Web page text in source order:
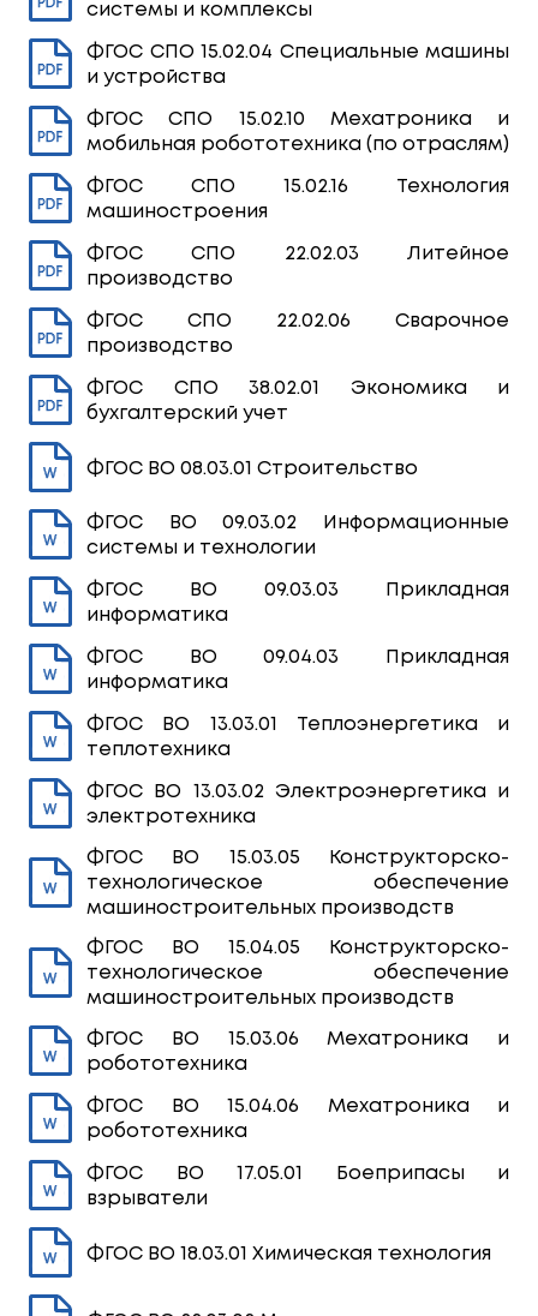
системы и комплексы
ФГОС СПО 15.02.04 Специальные машины
и устройства
ФГОС СПО 15.02.10 Мехатроника и
мобильная робототехника (по отраслям)
ФГОС СПО 15.02.16 Технология
машиностроения
ФГОС СПО 22.02.03 Литейное
производство
ФГОС СПО 22.02.06 Сварочное
производство
ФГОС СПО 38.02.01 Экономика и
бухгалтерский учет
ФГОС ВО 08.03.01 Строительство
ФГОС ВО 09.03.02 Информационные
системы и технологии
ФГОС ВО 09.03.03 Прикладная
информатика
ФГОС ВО 09.04.03 Прикладная
информатика
ФГОС ВО 13.03.01 Теплоэнергетика и
теплотехника
ФГОС ВО 13.03.02 Электроэнергетика и
электротехника
ФГОС ВО 15.03.05 Конструкторско-
технологическое обеспечение
машиностроительных производств
ФГОС ВО 15.04.05 Конструкторско-
технологическое обеспечение
машиностроительных производств
ФГОС ВО 15.03.06 Мехатроника и
робототехника
ФГОС ВО 15.04.06 Мехатроника и
робототехника
ФГОС ВО 17.05.01 Боеприпасы и
взрыватели
ФГОС ВО 18.03.01 Химическая технология